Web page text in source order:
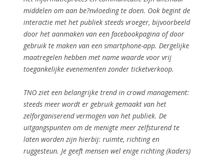
middelen om aan be?nvloeding te doen. Ook begint de
interactie met het publiek steeds vroeger, bijvoorbeeld
door het aanmaken van een facebookpagina of door
gebruik te maken van een smartphone-app. Dergelijke
maatregelen hebben met name waarde voor vrij
toegankelijke evenementen zonder ticketverkoop.
TNO ziet een belangrijke trend in crowd management:
steeds meer wordt er gebruik gemaakt van het
zelforganiserend vermogen van het publiek. De
uitgangspunten om de menigte meer zelfsturend te
laten worden zijn hierbij: ruimte, richting en
ruggesteun. Je geeft mensen wel enige richting (kaders)